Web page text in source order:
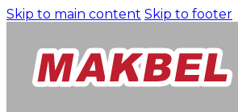
Skip to main content Skip to footer